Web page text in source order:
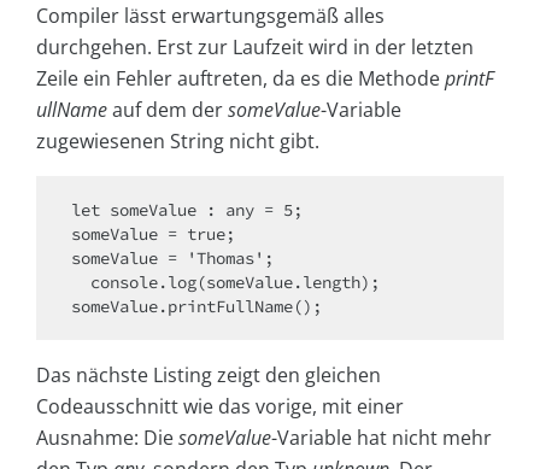
Compiler lässt erwartungsgemäß alles
durchgehen. Erst zur Laufzeit wird in der letzten
Zeile ein Fehler auftreten, da es die MethodeprintF
ullNameauf dem dersomeValue-Variable
zugewiesenen String nicht gibt.
let someValue : any = 5;
someValue = true;
someValue = 'Thomas';
someValue.printFullName();
Das nächste Listing zeigt den gleichen
Codeausschnitt wie das vorige, mit einer
Ausnahme: DiesomeValue-Variable hat nicht mehr